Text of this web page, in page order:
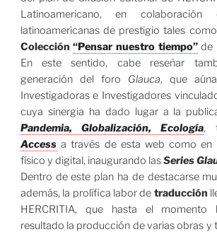
Latinoamericano, en colaboración
latinoamericanas de prestigio tales como
Colección“Pensar nuestro tiempo”de
En este sentido, cabe reseñar
generación del foro Glauca, que
Investigadoras e Investigadores
cuya sinergia ha dado lugar a la
Pandemia, Globalización, Ecología,
Accessa través de esta web como en
físico y digital, inaugurando lasSeries
Dentro de este plan ha de destacarse
además, la prolífica labor de traducción
HERCRITIA, que hasta el
resultado la producción de varias obras